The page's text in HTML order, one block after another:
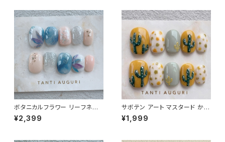
ボタニカルフラワー リーフネイ
ル ベリーショート ネイルチップ
紺のワンピに合う 植物 通販サ
¥2,399
サボテン アート マスタード から
し メキシコ 西海岸 古着 コーデ
ネイルチップ 付け爪 立体 3D
¥1,999